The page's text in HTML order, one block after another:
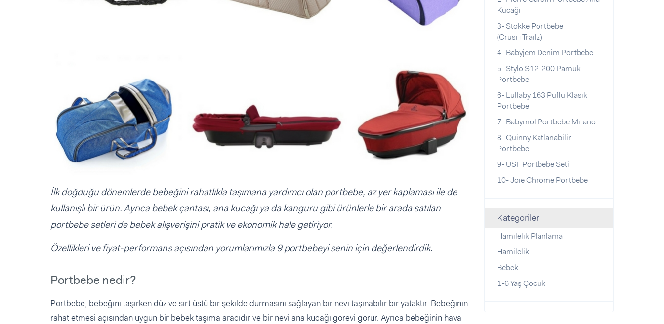
Videolar
İlk doğduğu dönemlerde bebeğini rahatlıkla taşımana yardımcı olan portbebe, az yer kaplaması ile de
kullanışlı bir ürün. Ayrıca bebek çantası, ana kucağı ya da kanguru gibi ürünlerle bir arada satılan
portbebe setleri de bebek alışverişini pratik ve ekonomik hale getiriyor.
Özellikleri ve fiyat-performans açısından yorumlarımızla 9 portbebeyi senin için değerlendirdik.
Portbebe nedir?
Portbebe, bebeğini taşırken düz ve sırt üstü bir şekilde durmasını sağlayan bir nevi taşınabilir bir yataktır. Bebeğinin
rahat etmesi açısından uygun bir bebek taşıma aracıdır ve bir nevi ana kucağı görevi görür. Ayrıca bebeğinin hava
Kucağı
3- Stokke Portbebe
(Crusi+Trailz)
4- Babyjem Denim Portbebe
5- Stylo S12-200 Pamuk
Portbebe
6- Lullaby 163 Puflu Klasik
Portbebe
7- Babymol Portbebe Mirano
8- Quinny Katlanabilir
Portbebe
9- USF Portbebe Seti
10- Joie Chrome Portbebe
Kategoriler
Hamilelik Planlama
Hamilelik
Bebek
1-6 Yaş Çocuk